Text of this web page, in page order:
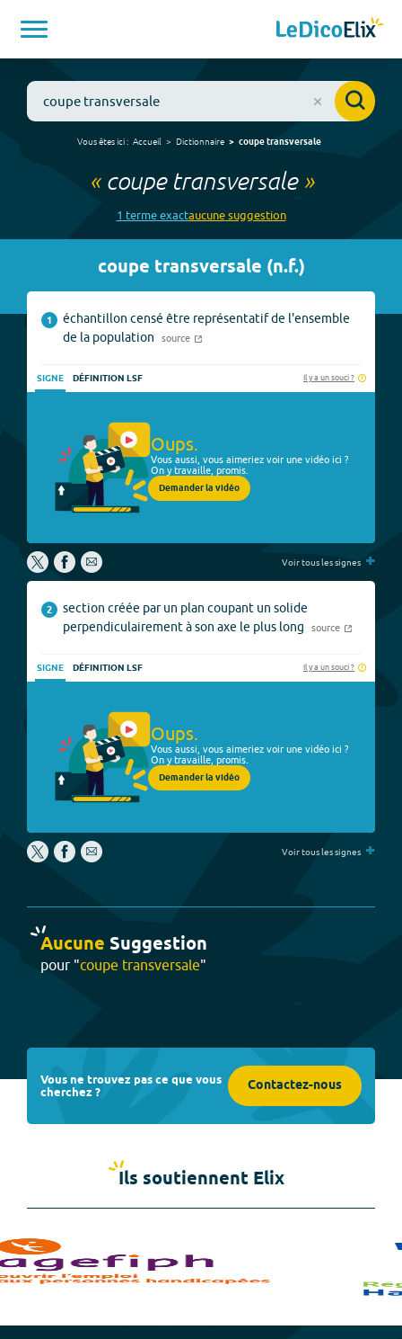
Vous êtes ici : Accueil Dictionnaire coupe transversale
« coupe transversale»
1 termeexactaucunesuggestion
coupe transversale (n.f.)
1
échantillon censé être représentatif de l'ensemble
de la population
source
SIGNE DÉFINITION LSF Il y a un souci ?
Oups.
Vous aussi, vous aimeriez voir une vidéo ici ?
On y travaille, promis.
Demander la vidéo
Voir tous les signes +
2
section créée par un plan coupant un solide
perpendiculairement à son axe le plus long
source
SIGNE DÉFINITION LSF Il y a un souci ?
Oups.
Vous aussi, vous aimeriez voir une vidéo ici ?
On y travaille, promis.
Demander la vidéo
Voir tous les signes +
Aucune Suggestion
pour "coupe transversale"
Vous ne trouvez pas ce que vous
cherchez ? Contactez-nous
Ils soutiennent Elix